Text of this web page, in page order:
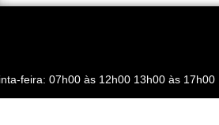
feira: 07h00 às 12h00 13h00 às 17h00